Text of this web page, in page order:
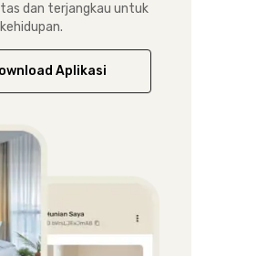
dan terjangkau untuk
Aplikasi